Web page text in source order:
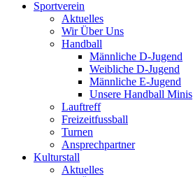
Sportverein
Aktuelles
Wir Über Uns
Handball
Männliche D-Jugend
Weibliche D-Jugend
Männliche E-Jugend
Unsere Handball Minis
Lauftreff
Freizeitfussball
Turnen
Ansprechpartner
Kulturstall
Aktuelles